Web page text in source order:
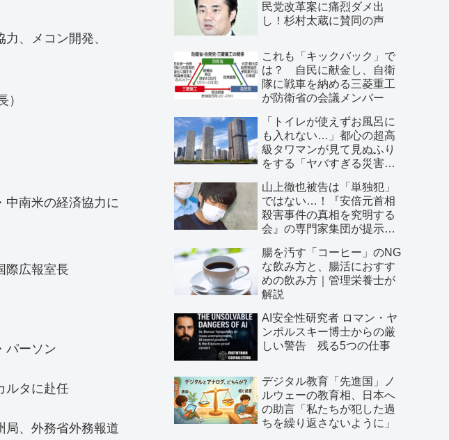
、メコン開発、
南米の経済協力に
際広報室長
パーソン
ルタに赴任
、外務省外務報道
民党改革案に痛烈ダメ出
し！杉村太蔵に賛同の声
これも「キックバック」で
は？ 自民に献金し、自衛
隊に戦車を納める三菱重工
が防衛省の会議メンバー
「トイレが使えずお風呂に
も入れない…」都心の超高
級タワマンが見て見ぬふり
をする「ヤバすぎる災害リ
山上徹也被告は「単独犯」
ではない…！『安倍元首相
殺害事件の真相を究明する
会』の専門家集団が提示し
腸を汚す「コーヒー」のNG
な飲み方と、腸活におすす
めの飲み方｜管理栄養士が
解説
AI安全性研究者 ロマン・ヤ
ンポルスキー博士からの厳
しい警告 残る5つの仕事
デジタル教育「先進国」ノ
ルウェーの教育相、日本へ
の助言「私たちが犯した過
ちを繰り返さないように」